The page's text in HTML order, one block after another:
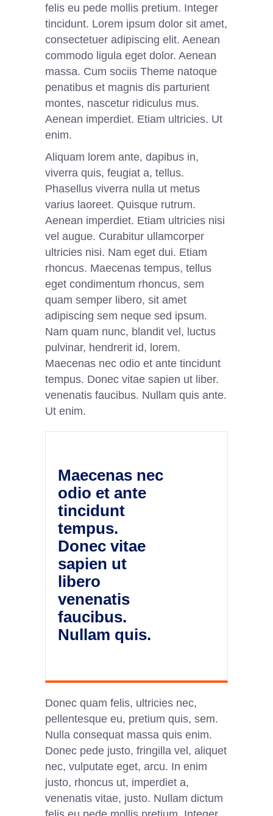
felis eu pede mollis pretium. Integer
tincidunt. Lorem ipsum dolor sit amet,
consectetuer adipiscing elit. Aenean
commodo ligula eget dolor. Aenean
massa. Cum sociis Theme natoque
penatibus et magnis dis parturient
montes, nascetur ridiculus mus.
Aenean imperdiet. Etiam ultricies. Ut
enim.
Aliquam lorem ante, dapibus in,
viverra quis, feugiat a, tellus.
Phasellus viverra nulla ut metus
varius laoreet. Quisque rutrum.
Aenean imperdiet. Etiam ultricies nisi
vel augue. Curabitur ullamcorper
ultricies nisi. Nam eget dui. Etiam
rhoncus. Maecenas tempus, tellus
eget condimentum rhoncus, sem
quam semper libero, sit amet
adipiscing sem neque sed ipsum.
Nam quam nunc, blandit vel, luctus
pulvinar, hendrerit id, lorem.
Maecenas nec odio et ante tincidunt
tempus. Donec vitae sapien ut liber.
venenatis faucibus. Nullam quis ante.
Ut enim.
Maecenas nec
odio et ante
tincidunt
tempus.
Donec vitae
sapien ut
libero
venenatis
faucibus.
Nullam quis.
Donec quam felis, ultricies nec,
pellentesque eu, pretium quis, sem.
Nulla consequat massa quis enim.
Donec pede justo, fringilla vel, aliquet
nec, vulputate eget, arcu. In enim
justo, rhoncus ut, imperdiet a,
venenatis vitae, justo. Nullam dictum